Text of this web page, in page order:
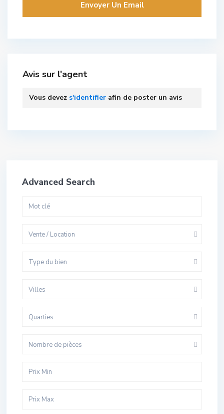
Avis sur l'agent
Vous devez s'identifier afin de poster un avis
Advanced Search
Vente / Location
Type du bien
Villes
Quarties
Nombre de pièces